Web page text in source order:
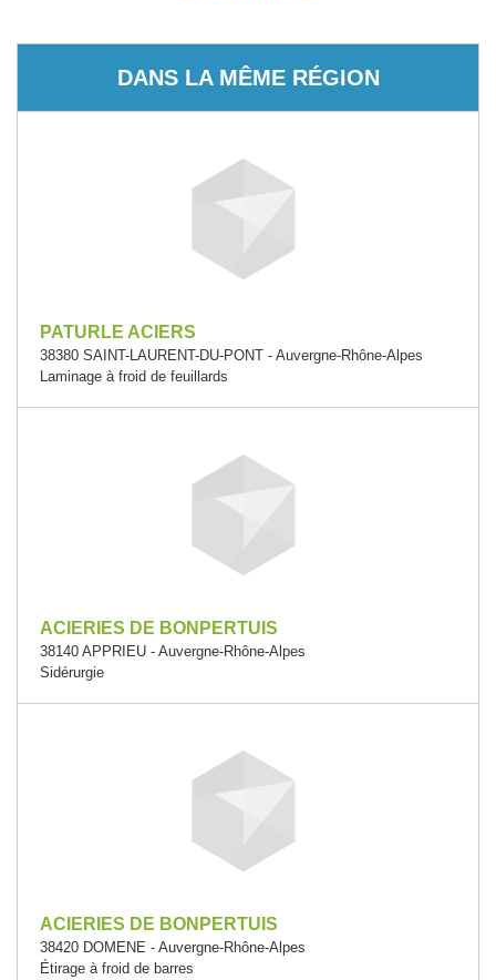
DANS LA MÊME RÉGION
PATURLE ACIERS
38380 SAINT-LAURENT-DU-PONT - Auvergne-Rhône-Alpes
Laminage à froid de feuillards
ACIERIES DE BONPERTUIS
38140 APPRIEU - Auvergne-Rhône-Alpes
Sidérurgie
ACIERIES DE BONPERTUIS
38420 DOMENE - Auvergne-Rhône-Alpes
Étirage à froid de barres